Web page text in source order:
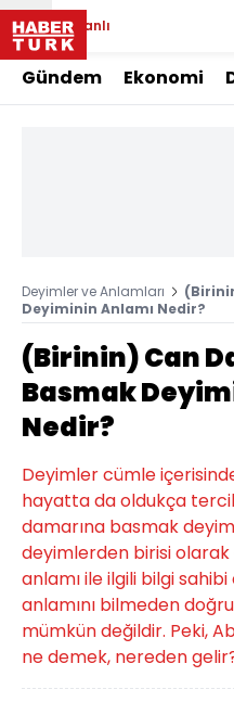
Canlı
Gündem Ekonomi
Deyimler ve Anlamları
Deyiminin Anlamı Nedir?
(Birinin) Can
Basmak
Nedir?
Deyimler cümle
hayatta da oldukça
damarına basmak
deyimlerden birisi olarak
anlamı ile ilgili bilgi
anlamını bilmeden
mümkün değildir. Peki,
ne demek, nereden